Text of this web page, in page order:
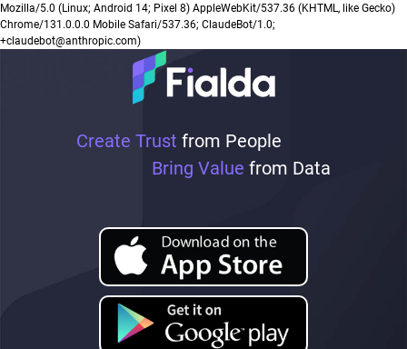
Create Trust from People
Bring Value from Data
Mozilla/5.0 (Linux; Android 14; Pixel 8) AppleWebKit/537.36 (KHTML, like Gecko)
Chrome/131.0.0.0 Mobile Safari/537.36; ClaudeBot/1.0;
+claudebot@anthropic.com)